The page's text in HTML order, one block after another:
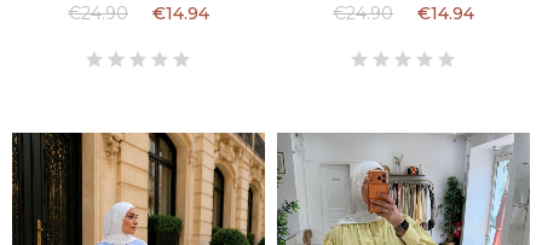
€24.90
€14.94
€24.90
€14.94